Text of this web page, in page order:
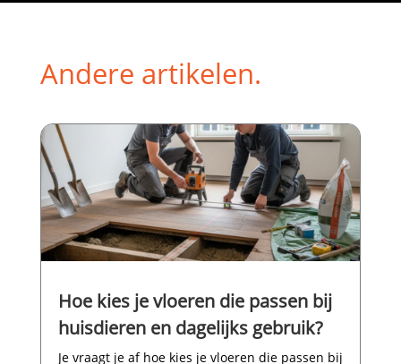
Andere artikelen.
Hoe kies je vloeren die passen bij
huisdieren en dagelijks gebruik?
Je vraagt je af hoe kies je vloeren die passen bij